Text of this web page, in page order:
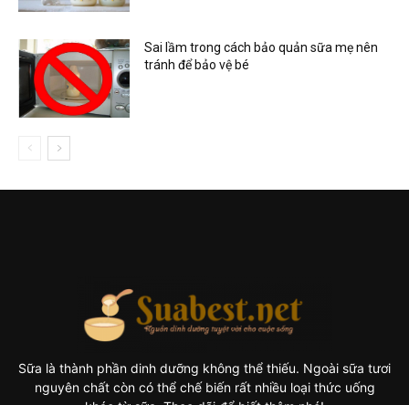
Sai lầm trong cách bảo quản sữa mẹ nên
tránh để bảo vệ bé
Sữa là thành phần dinh dưỡng không thể thiếu. Ngoài sữa tươi
nguyên chất còn có thể chế biến rất nhiều loại thức uống